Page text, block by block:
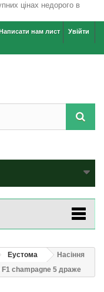
Увійти
нам лист
Еустома
Насіння
F1 champagne 5 драже